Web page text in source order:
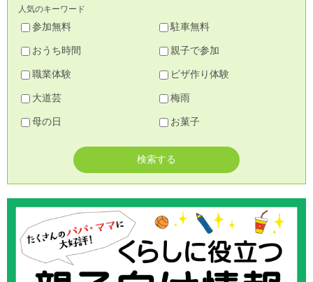
人気のキーワード
参加無料 駐車無料
おうち時間 親子で参加
職業体験 ピザ作り体験
大道芸 梅雨
母の日 お菓子